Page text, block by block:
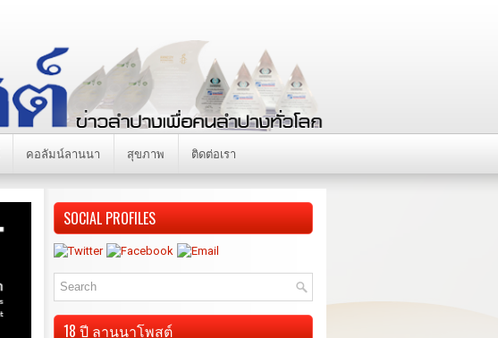
คอลัมน์ลานนา สุขภาพ ติดต่อเรา
SOCIAL PROFILES
18 ปี ลานนาโพสต์